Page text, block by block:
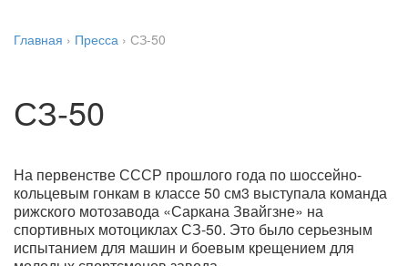
Главная › Пресса › СЗ-50
СЗ-50
На первенстве СССР прошлого года по шоссейно-
кольцевым гонкам в классе 50 см3 выступала команда
рижского мотозавода «Саркана Звайгзне» на
спортивных мотоциклах СЗ-50. Это было серьезным
испытанием для машин и боевым крещением для